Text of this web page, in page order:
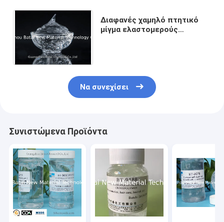
Διαφανές χαμηλό πτητικό
μίγμα ελαστομερούς
Να συνεχίσει
Συνιστώμενα Προϊόντα